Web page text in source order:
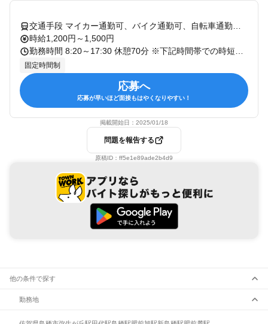
時給1,200円～1,500円
固定時間制
応募へ
応募が早いほど面接もはやくなりやすい！
掲載開始日： 2025/01/18
問題を報告する
原稿ID： ff5e1e89ade2b4d9
他の条件で探す
勤務地